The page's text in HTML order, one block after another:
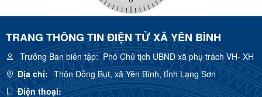
TRANG THÔNG TIN ĐIỆN TỬ XÃ YÊN BÌNH
Trưởng Ban biên tập:Phó Chủ tịch UBND xã phụ trách VH- XH
Địa chỉ: Thôn Đồng Bụt, xã Yên Bình, tỉnh Lạng Sơn
Điện thoại: